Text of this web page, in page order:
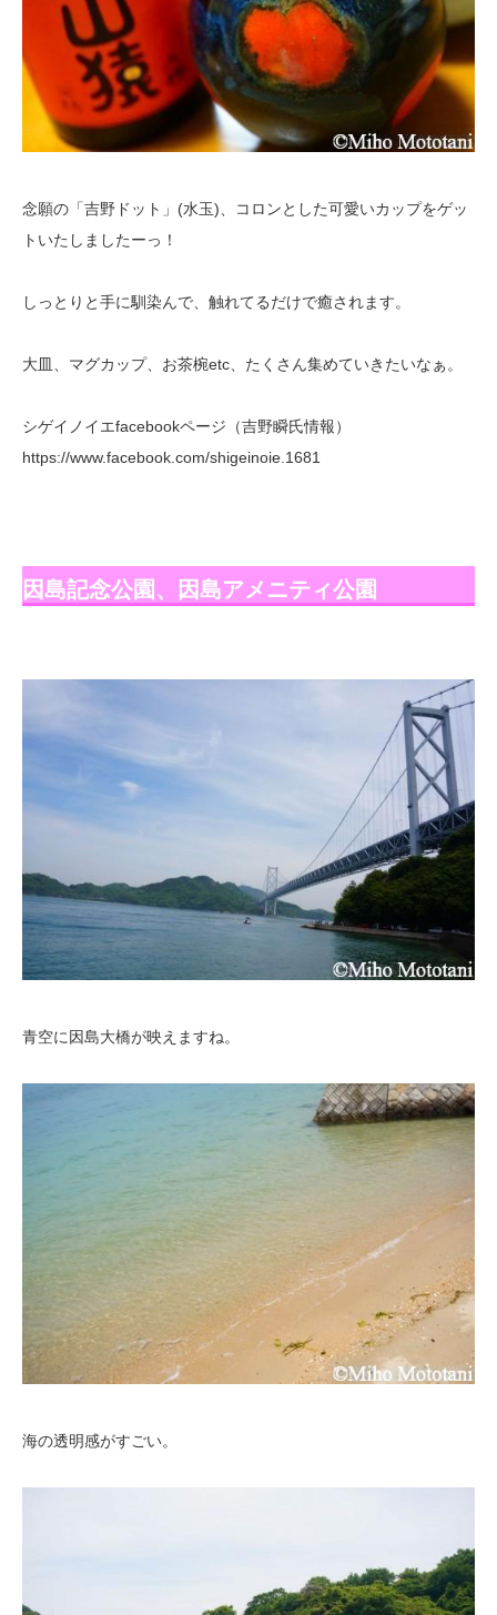
念願の「吉野ドット」(水玉)、コロンとした可愛いカップをゲッ
トいたしましたーっ！
しっとりと手に馴染んで、触れてるだけで癒されます。
大皿、マグカップ、お茶椀etc、たくさん集めていきたいなぁ。
シゲイノイエfacebookページ（吉野瞬氏情報）
https://www.facebook.com/shigeinoie.1681
因島記念公園、因島アメニティ公園
青空に因島大橋が映えますね。
海の透明感がすごい。